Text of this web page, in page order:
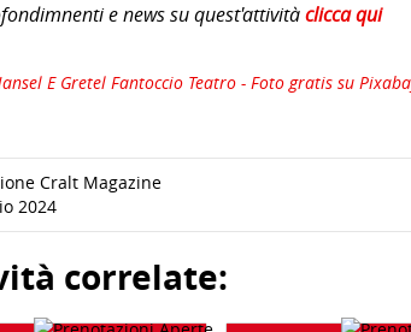
e news su quest'attivitàclicca qui
E Gretel Fantoccio Teatro - Foto gratis su
Cralt Magazine
2024
correlate: